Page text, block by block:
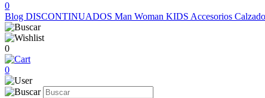
0
Blog DISCONTINUADOS Man Woman KIDS Accesorios Calzado
0
0